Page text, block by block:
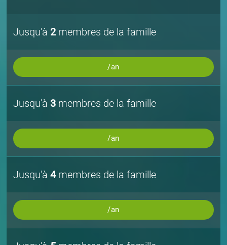
Jusqu'à 2membres de la famille
/an
Jusqu'à 3 membres de la famille
/an
Jusqu'à4membres de la famille
/an